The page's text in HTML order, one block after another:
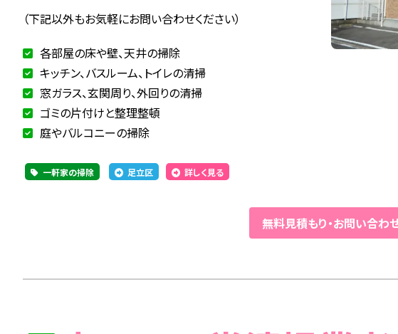
（下記以外もお気軽にお問い合わせください）
各部屋の床や壁、天井の掃除
キッチン、バスルーム、トイレの清掃
窓ガラス、玄関周り、外回りの清掃
ゴミの片付けと整理整頓
庭やバルコニーの掃除
一軒家の掃除 足立区 詳しく見る
無料見積もり・お問い合わ